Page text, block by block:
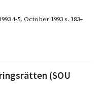
4-5, October 1993s. 183–
(SOU